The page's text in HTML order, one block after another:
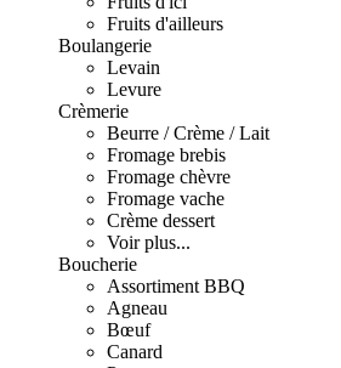
Fruits d'ailleurs
Boulangerie
Levain
Levure
Crèmerie
Beurre / Crème / Lait
Fromage brebis
Fromage chèvre
Fromage vache
Crème dessert
Voir plus...
Boucherie
Assortiment BBQ
Agneau
Bœuf
Canard